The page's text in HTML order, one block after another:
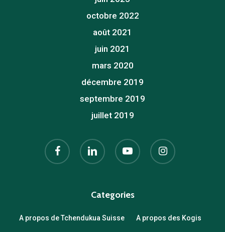
octobre 2022
août 2021
juin 2021
mars 2020
décembre 2019
septembre 2019
juillet 2019
facebook linkedin youtube instagram
Categories
A propos de Tchendukua Suisse A propos des Kogis